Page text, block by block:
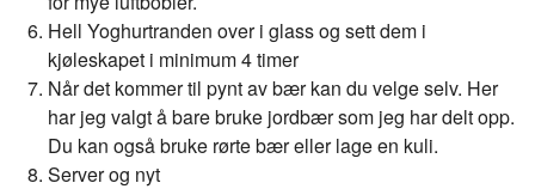
Hell Yoghurtranden over i glass og sett dem i
kjøleskapet i minimum 4 timer
Når det kommer til pynt av bær kan du velge selv. Her
har jeg valgt å bare bruke jordbær som jeg har delt opp.
Du kan også bruke rørte bær eller lage en kuli.
Server og nyt